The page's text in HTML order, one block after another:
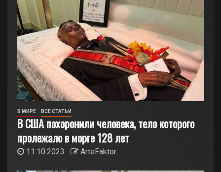
В МИРЕ ВСЕ СТАТЬИ
В США похоронили человека, тело которого
пролежало в морге 128 лет
11.10.2023 ArteFaktor